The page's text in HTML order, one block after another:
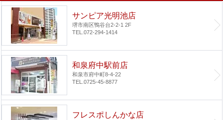
サンピア光明池店
堺市南区鴨谷台2-2-1 2F
TEL.072-294-1414
和泉府中駅前店
和泉市府中町8-4-22
TEL.0725-45-8877
フレスポしんかな店